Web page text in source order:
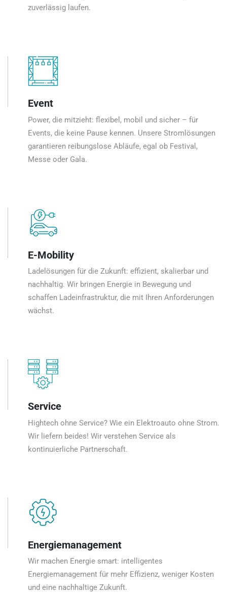
zuverlässig laufen.
Event
Power, die mitzieht: flexibel, mobil und sicher – für
Events, die keine Pause kennen. Unsere Stromlösungen
garantieren reibungslose Abläufe, egal ob Festival,
Messe oder Gala.
E-Mobility
Ladelösungen für die Zukunft: effizient, skalierbar und
nachhaltig. Wir bringen Energie in Bewegung und
schaffen Ladeinfrastruktur, die mit Ihren Anforderungen
wächst.
Service
Hightech ohne Service? Wie ein Elektroauto ohne Strom.
Wir liefern beides! Wir verstehen Service als
kontinuierliche Partnerschaft.
Energiemanagement
Wir machen Energie smart: intelligentes
Energiemanagement für mehr Effizienz, weniger Kosten
und eine nachhaltige Zukunft.